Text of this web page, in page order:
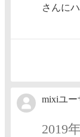
さんに
mixiユー
2019